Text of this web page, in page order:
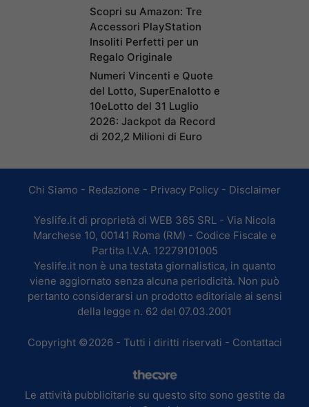
Scopri su Amazon: Tre
Accessori PlayStation
Insoliti Perfetti per un
Regalo Originale
Numeri Vincenti e Quote
del Lotto, SuperEnalotto e
10eLotto del 31 Luglio
2026: Jackpot da Record
di 202,2 Milioni di Euro
Chi Siamo - Redazione - Privacy Policy - Disclaimer
Yeslife.it di proprietà di WEB 365 SRL - Via Nicola
Marchese 10, 00141 Roma (RM) - Codice Fiscale e
Partita I.V.A. 12279101005
Yeslife.it non è una testata giornalistica, in quanto
viene aggiornato senza alcuna periodicità. Non può
pertanto considerarsi un prodotto editoriale ai sensi
della legge n. 62 del 07.03.2001
Copyright ©2026 - Tutti i diritti riservati - Contattaci
Le attività pubblicitarie su questo sito sono gestite da